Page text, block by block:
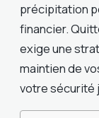
précipitation
financier.
exige une
maintien de
votre sécurité